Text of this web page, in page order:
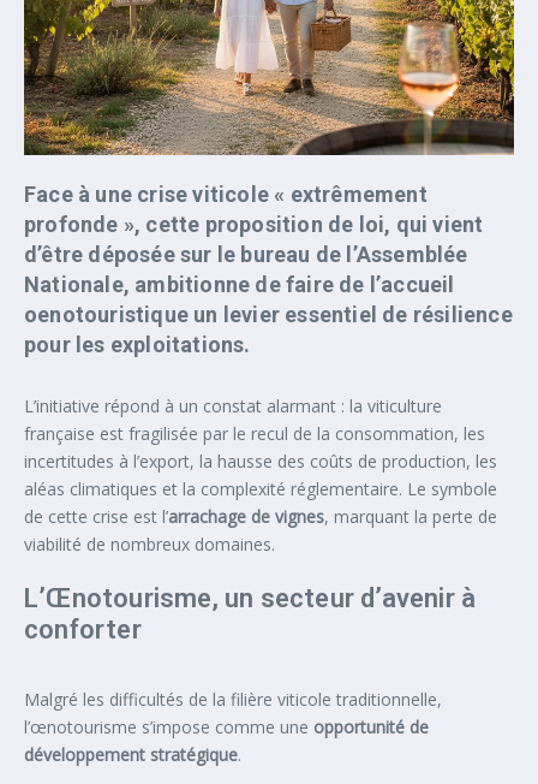
Face à une crise viticole « extrêmement
profonde », cette proposition de loi, qui vient
d’être déposée sur le bureau de l’Assemblée
Nationale, ambitionne de faire de l’accueil
oenotouristique un levier essentiel de résilience
pour les exploitations.
L’initiative répond à un constat alarmant : la viticulture
française est fragilisée par le recul de la consommation, les
incertitudes à l’export, la hausse des coûts de production, les
aléas climatiques et la complexité réglementaire. Le symbole
de cette crise est l’arrachage de vignes, marquant la perte de
viabilité de nombreux domaines.
L’Œnotourisme, un secteur d’avenir à
conforter
Malgré les difficultés de la filière viticole traditionnelle,
l’œnotourisme s’impose comme une opportunité de
développement stratégique.